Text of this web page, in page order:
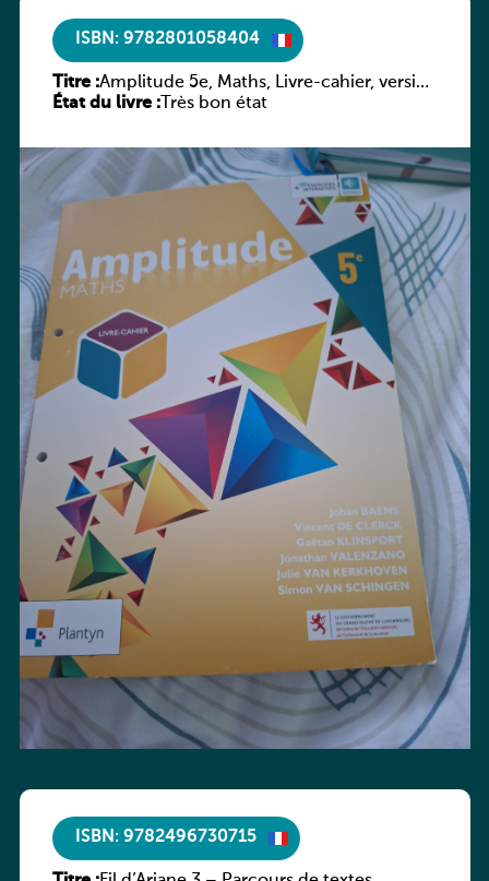
ISBN: 9782801058404
Titre :Amplitude 5e, Maths, Livre-cahier, version
luxembourgeoise
État du livre :Très bon état
ISBN: 9782496730715